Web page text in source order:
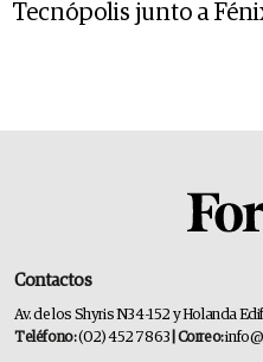
Tecnópolis junto a
Contactos
Av. de los Shyris N34-152 y Holanda
Teléfono:(02) 452 7863 | Correo: